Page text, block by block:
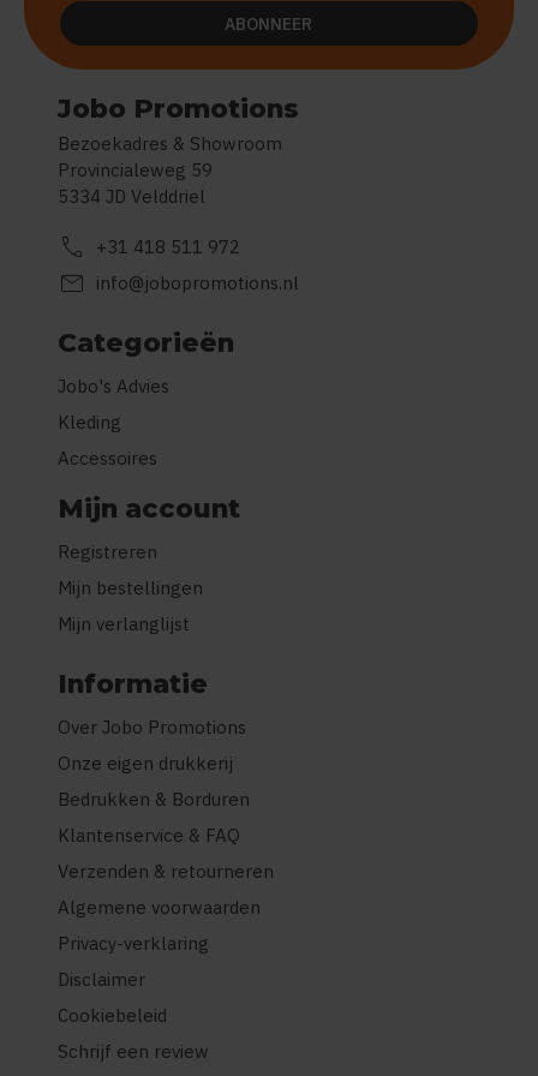
Jobo Promotions
Bezoekadres & Showroom
Provincialeweg 59
5334 JD Velddriel
call +31 418 511 972
mail info@jobopromotions.nl
Categorieën
Jobo's Advies
Kleding
Accessoires
Mijn account
Registreren
Mijn bestellingen
Mijn verlanglijst
Informatie
Over Jobo Promotions
Onze eigen drukkerij
Bedrukken & Borduren
Klantenservice & FAQ
Verzenden & retourneren
Algemene voorwaarden
Privacy-verklaring
Disclaimer
Cookiebeleid
Schrijf een review
ABONNEER